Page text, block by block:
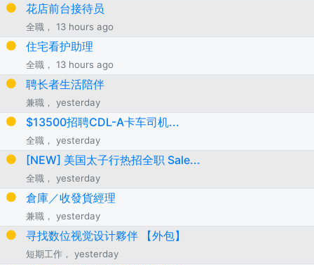
花店前台接待员
全職， 13 hours ago
住宅看护助理
全職， 13 hours ago
聘长者生活陪伴
兼職， yesterday
$13500招聘CDL-A卡车司机...
全職， yesterday
[NEW] 美国太子行热招全职 Sale...
全職， yesterday
倉庫／收發貨經理
兼職， yesterday
寻找数位视觉设计夥伴 【外包】
短期工作， yesterday